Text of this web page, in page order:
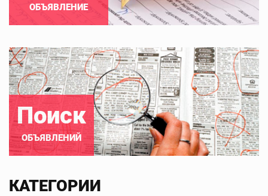
ОБЪЯВЛЕНИЕ
Поиск
ОБЪЯВЛЕНИЙ
КАТЕГОРИИ